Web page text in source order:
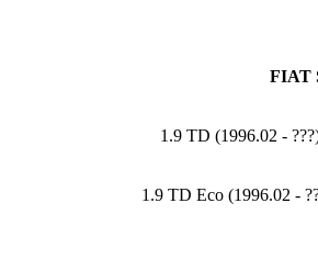
FIAT
1.9 TD (1996.02 -
1.9 TD Eco (1996.02 -